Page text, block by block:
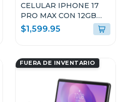
CELULAR IPHONE 17
PRO MAX CON 12GB
RAM 256GB COSMIC
ORANGE MFYN4BEA
$1,599.95
FUERA DE INVENTARIO